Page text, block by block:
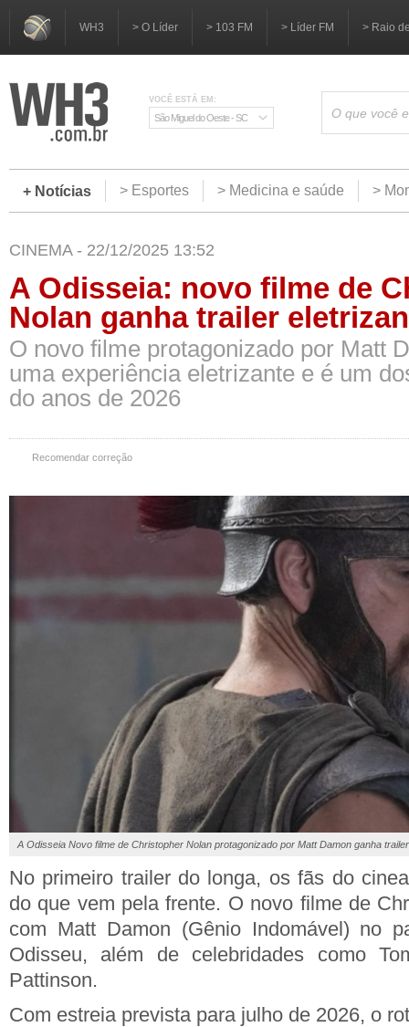
WH3 > O Líder > 103 FM > Líder FM > Raio
VOCÊ ESTÁ EM:
São Miguel do Oeste - SC
+ Notícias > Esportes > Medicina e saúde >
CINEMA - 22/12/2025 13:52
A Odisseia: novo filme de
Nolan ganha trailer
O novo filme protagonizado por Matt
uma experiência eletrizante e é um
do anos de 2026
Recomendar correção
A Odisseia Novo filme de Christopher Nolan protagonizado por Matt Damon ganha
No primeiro trailer do longa, os fãs do
do que vem pela frente. O novo filme de
com Matt Damon (Gênio Indomável) no
Odisseu, além de celebridades como
Pattinson.
Com estreia prevista para julho de 2026, o